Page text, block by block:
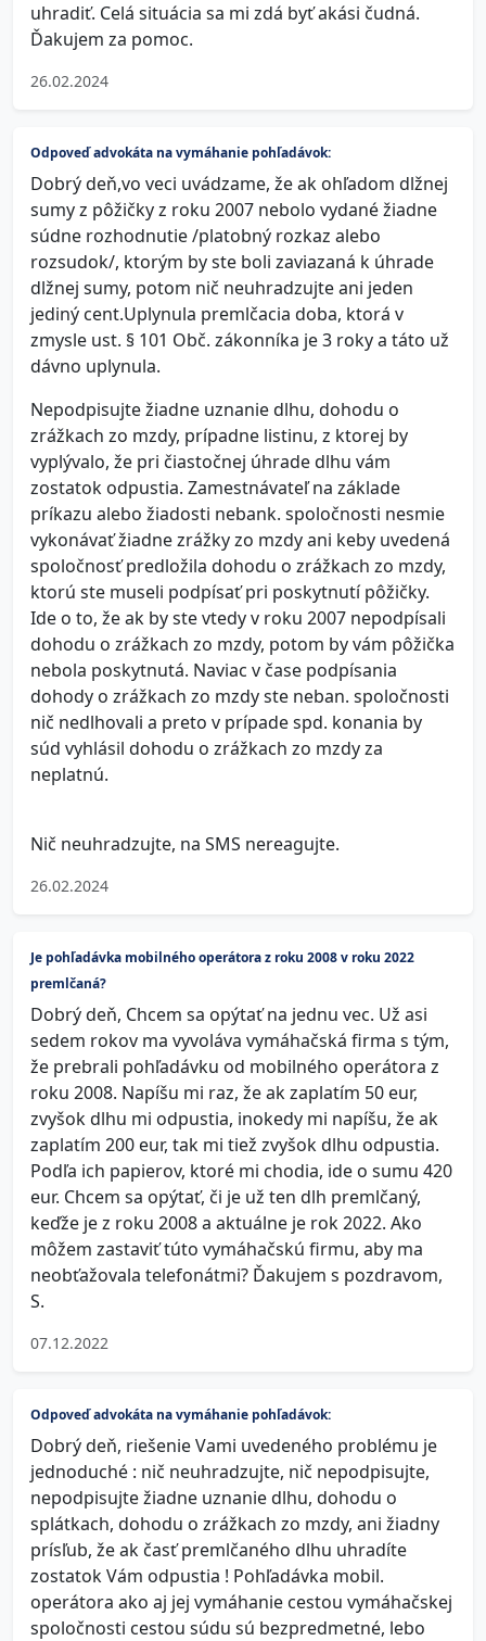
uhradiť. Celá situácia sa mi zdá byť akási čudná.
Ďakujem za pomoc.
26.02.2024
Odpoveď advokáta na vymáhanie pohľadávok:
Dobrý deň,vo veci uvádzame, že ak ohľadom dlžnej
sumy z pôžičky z roku 2007 nebolo vydané žiadne
súdne rozhodnutie /platobný rozkaz alebo
rozsudok/, ktorým by ste boli zaviazaná k úhrade
dlžnej sumy, potom nič neuhradzujte ani jeden
jediný cent.Uplynula premlčacia doba, ktorá v
zmysle ust. § 101 Obč. zákonníka je 3 roky a táto už
dávno uplynula.
Nepodpisujte žiadne uznanie dlhu, dohodu o
zrážkach zo mzdy, prípadne listinu, z ktorej by
vyplývalo, že pri čiastočnej úhrade dlhu vám
zostatok odpustia. Zamestnávateľ na základe
príkazu alebo žiadosti nebank. spoločnosti nesmie
vykonávať žiadne zrážky zo mzdy ani keby uvedená
spoločnosť predložila dohodu o zrážkach zo mzdy,
ktorú ste museli podpísať pri poskytnutí pôžičky.
Ide o to, že ak by ste vtedy v roku 2007 nepodpísali
dohodu o zrážkach zo mzdy, potom by vám pôžička
nebola poskytnutá. Naviac v čase podpísania
dohody o zrážkach zo mzdy ste neban. spoločnosti
nič nedlhovali a preto v prípade spd. konania by
súd vyhlásil dohodu o zrážkach zo mzdy za
neplatnú.
Nič neuhradzujte, na SMS nereagujte.
26.02.2024
Je pohľadávka mobilného operátora z roku 2008 v roku 2022
premlčaná?
Dobrý deň, Chcem sa opýtať na jednu vec. Už asi
sedem rokov ma vyvoláva vymáhačská firma s tým,
že prebrali pohľadávku od mobilného operátora z
roku 2008. Napíšu mi raz, že ak zaplatím 50 eur,
zvyšok dlhu mi odpustia, inokedy mi napíšu, že ak
zaplatím 200 eur, tak mi tiež zvyšok dlhu odpustia.
Podľa ich papierov, ktoré mi chodia, ide o sumu 420
eur. Chcem sa opýtať, či je už ten dlh premlčaný,
keďže je z roku 2008 a aktuálne je rok 2022. Ako
môžem zastaviť túto vymáhačskú firmu, aby ma
neobťažovala telefonátmi? Ďakujem s pozdravom,
S.
07.12.2022
Odpoveď advokáta na vymáhanie pohľadávok:
Dobrý deň, riešenie Vami uvedeného problému je
jednoduché : nič neuhradzujte, nič nepodpisujte,
nepodpisujte žiadne uznanie dlhu, dohodu o
splátkach, dohodu o zrážkach zo mzdy, ani žiadny
prísľub, že ak časť premlčaného dlhu uhradíte
zostatok Vám odpustia ! Pohľadávka mobil.
operátora ako aj jej vymáhanie cestou vymáhačskej
spoločnosti cestou súdu sú bezpredmetné, lebo